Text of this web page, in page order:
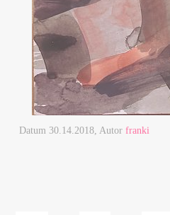
Datum30.14.2018, Autorfranki